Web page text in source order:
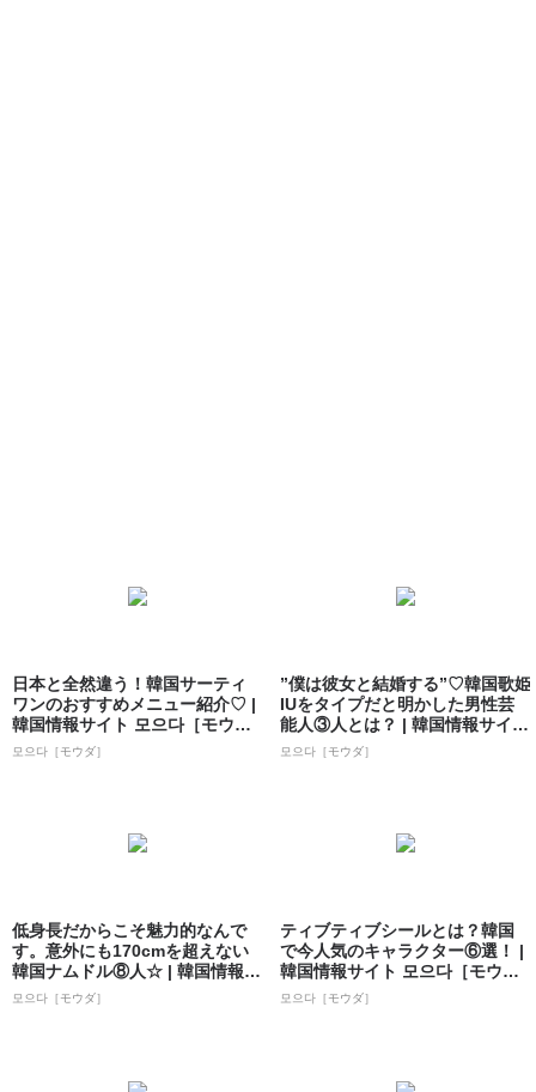
日本と全然違う！韓国サーティ
ワンのおすすめメニュー紹介♡ |
韓国情報サイト 모으다［モウ
ダ］
모으다［モウダ］
”僕は彼女と結婚する”♡韓国歌姫
IUをタイプだと明かした男性芸
能人③人とは？ | 韓国情報サイト
...
모으다［モウダ］
低身長だからこそ魅力的なんで
す。意外にも170cmを超えない
韓国ナムドル⑧人☆ | 韓国情報サ
イト...
모으다［モウダ］
ティブティブシールとは？韓国
で今人気のキャラクター⑥選！ |
韓国情報サイト 모으다［モウ
ダ］
모으다［モウダ］